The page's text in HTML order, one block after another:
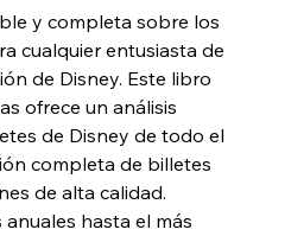
y completa sobre los
cualquier entusiasta de
de Disney. Este libro
ofrece un análisis
de Disney de todo el
completa de billetes
de alta calidad.
hasta el más